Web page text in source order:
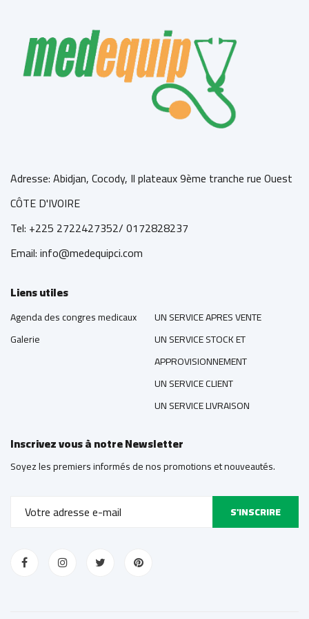
Adresse: Abidjan, Cocody, Il plateaux 9ème tranche rue Ouest
CÔTE D'IVOIRE
Tel: +225 2722427352/ 0172828237
Email: info@medequipci.com
Liens utiles
Agenda des congres medicaux
Galerie
UN SERVICE APRES VENTE
UN SERVICE STOCK ET
APPROVISIONNEMENT
UN SERVICE CLIENT
UN SERVICE LIVRAISON
Inscrivez vous à notre Newsletter
Soyez les premiers informés de nos promotions et nouveautés.
S'INSCRIRE